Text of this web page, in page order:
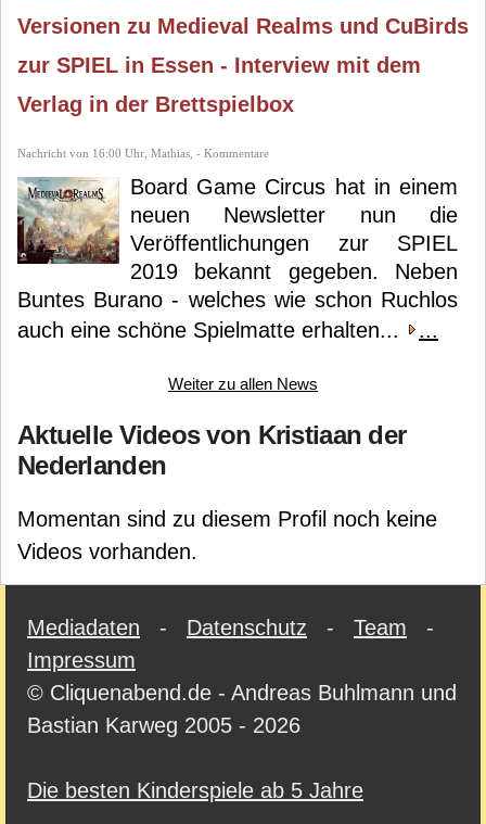
Versionen zu Medieval Realms und CuBirds
zur SPIEL in Essen - Interview mit dem
Verlag in der Brettspielbox
Nachricht von 16:00 Uhr, Mathias, - Kommentare
Board Game Circus hat in einem
neuen Newsletter nun die
Veröffentlichungen zur SPIEL
2019 bekannt gegeben. Neben
Buntes Burano - welches wie schon Ruchlos
auch eine schöne Spielmatte erhalten...
...
Weiter zu allen News
Aktuelle Videos von Kristiaan der
Nederlanden
Momentan sind zu diesem Profil noch keine
Videos vorhanden.
Mediadaten - Datenschutz - Team -
Impressum
© Cliquenabend.de - Andreas Buhlmann und
Bastian Karweg 2005 - 2026
Die besten Kinderspiele ab 5 Jahre